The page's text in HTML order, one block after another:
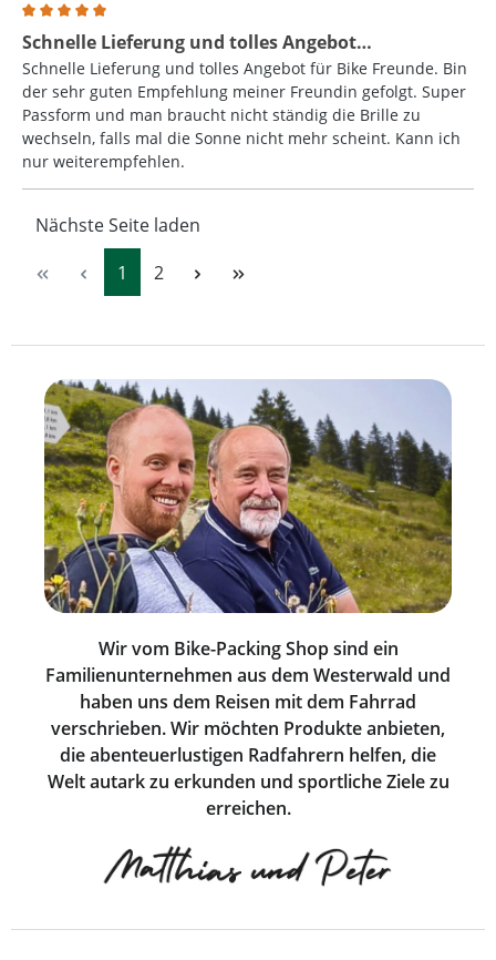
Bewertung mit 5 von 5 Sternen
Schnelle Lieferung und tolles Angebot…
Schnelle Lieferung und tolles Angebot für Bike Freunde. Bin
der sehr guten Empfehlung meiner Freundin gefolgt. Super
Passform und man braucht nicht ständig die Brille zu
wechseln, falls mal die Sonne nicht mehr scheint. Kann ich
nur weiterempfehlen.
Nächste Seite laden
Seite
1 Seite
2
Wir vom Bike-Packing Shop sind ein
Familienunternehmen aus dem Westerwald und
haben uns dem Reisen mit dem Fahrrad
verschrieben. Wir möchten Produkte anbieten,
die abenteuerlustigen Radfahrern helfen, die
Welt autark zu erkunden und sportliche Ziele zu
erreichen.